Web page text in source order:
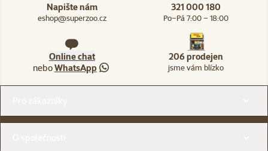
Napište nám
eshop@superzoo.cz
321 000 180
Po–Pá 7:00 – 18:00
Online chat
neboWhatsApp
206 prodejen
jsme vám blízko